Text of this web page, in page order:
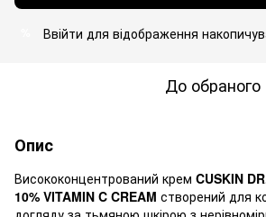
Ввійти для відображення
До обраного
Опис
Висококонцентрований крем CUSKIN
10% VITAMIN C CREAM створений для